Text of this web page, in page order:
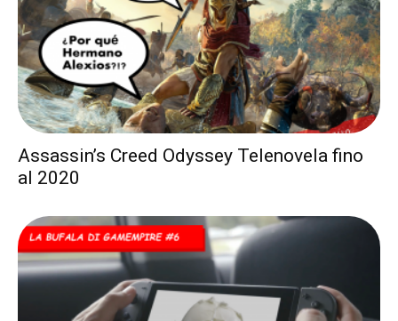
Assassin’s Creed Odyssey Telenovela fino
al 2020